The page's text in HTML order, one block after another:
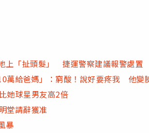
上「扯頭髮」 捷運警察建議報警處置
萬給爸媽」：窮酸！說好要疼我 他變
她球星男友高2倍
堂請辭獲准
暴